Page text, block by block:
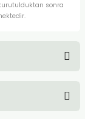
sonra